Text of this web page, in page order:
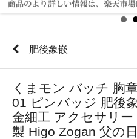
肥後象嵌
くまモン バッチ 胸
01 ピンバッジ 肥後
金細工 アクセサリー
製 Higo Zogan 父の